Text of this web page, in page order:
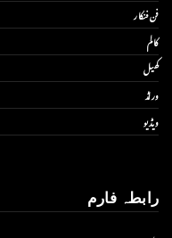
فن فنکار
کالم
کھیل
ورلڈ
ویڈیو
رابطہ فارم